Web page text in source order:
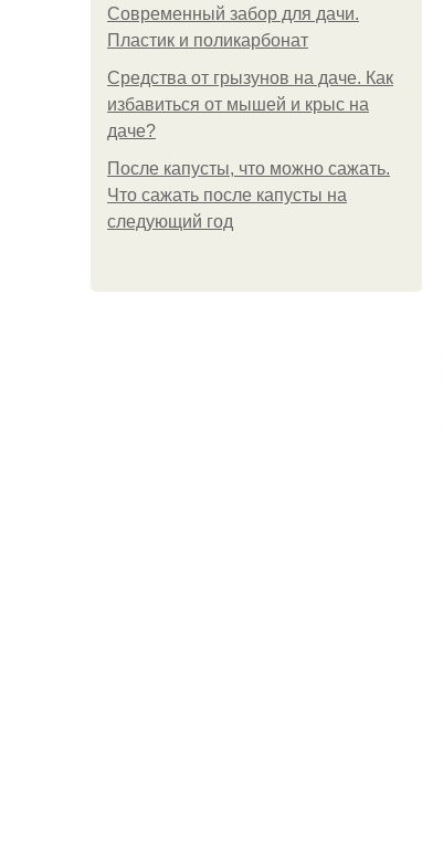
Современный забор для дачи.
Пластик и поликарбонат
Средства от грызунов на даче. Как
избавиться от мышей и крыс на
даче?
После капусты, что можно сажать.
Что сажать после капусты на
следующий год